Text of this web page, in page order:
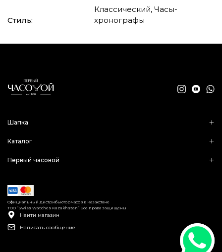
Стиль:
Классический, Часы-
хронографы
Шапка
Каталог
Первый часовой
Найти магазин
Написать сообщение
ТОО “Swiss Watches Kazakhstan” Все права защищены
Официальный дистрибьютор часов в Казахстане